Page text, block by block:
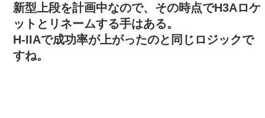
新型上段を計画中なので、その時点でH3Aロケ
ットとリネームする手はある。
H-IIAで成功率が上がったのと同じロジックで
すね。